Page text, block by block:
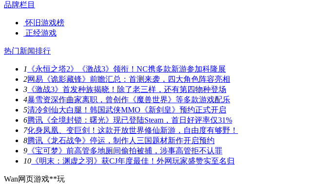
品牌栏目
怀旧游戏榜
正经游戏
热门新闻排行
1
《永恒之塔2》《激战3》领衔！NC携多款新游参加科隆展
2网易《诡影藏锋》前瞻汇总：首测来袭，四大角色阵容亮相
3 《激战3》首发种族揭晓！除了老三样，还有第四物种登场
4暴雪资深作曲家离职，曾创作《魔兽世界》等多款游戏配乐
5清冷剑仙大白腿！韩国武侠MMO《新剑皇》预约正式开启
6腾讯《全境封锁：曙光》现已登陆Steam，首日好评率仅31%
7化身凤凰、变巨剑！这款开放世界修仙新游，自由度有够野！
8腾讯《龙石战争》停运，制作人三国题材新作开启预约
9 《宝可梦》前高管多地厕间偷拍被捕，涉事高管拒不认罪
10 《明末：渊虚之羽》获CJ年度最佳！外网玩家盛赞实至名归
Wan网页游戏**玩